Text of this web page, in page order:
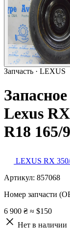
Запчасть · LEXUS
Lexus
R18 165/
LEXUS RX
Артикул: 857068
Номер запчасти
6 900 ₴ ≈ $150
Нет в наличии